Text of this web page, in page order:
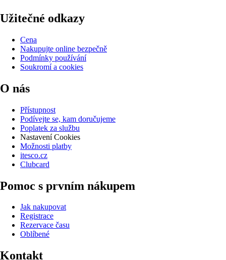
Užitečné odkazy
Cena
Nakupujte online bezpečně
Podmínky používání
Soukromí a cookies
O nás
Přístupnost
Podívejte se, kam doručujeme
Poplatek za službu
Nastavení Cookies
Možnosti platby
itesco.cz
Clubcard
Pomoc s prvním nákupem
Jak nakupovat
Registrace
Rezervace času
Oblíbené
Kontakt